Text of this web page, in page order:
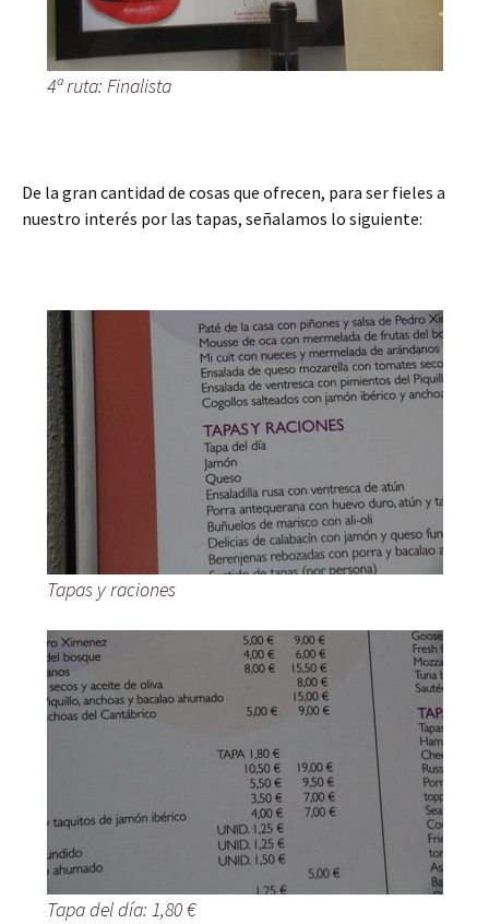
4ª ruta: Finalista
De la gran cantidad de cosas que ofrecen, para ser fieles a
nuestro interés por las tapas, señalamos lo siguiente:
Tapas y raciones
Tapa del día: 1,80 €